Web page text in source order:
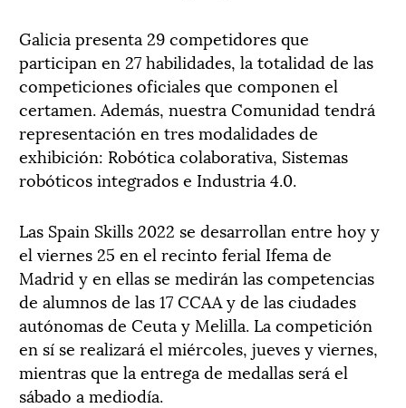
Galicia presenta 29 competidores que
participan en 27 habilidades, la totalidad de las
competiciones oficiales que componen el
certamen. Además, nuestra Comunidad tendrá
representación en tres modalidades de
exhibición: Robótica colaborativa, Sistemas
robóticos integrados e Industria 4.0.
Las Spain Skills 2022 se desarrollan entre hoy y
el viernes 25 en el recinto ferial Ifema de
Madrid y en ellas se medirán las competencias
de alumnos de las 17 CCAA y de las ciudades
autónomas de Ceuta y Melilla. La competición
en sí se realizará el miércoles, jueves y viernes,
mientras que la entrega de medallas será el
sábado a mediodía.